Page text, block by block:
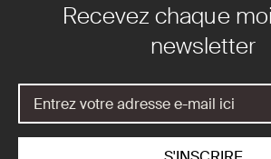
Recevez chaque
newsletter